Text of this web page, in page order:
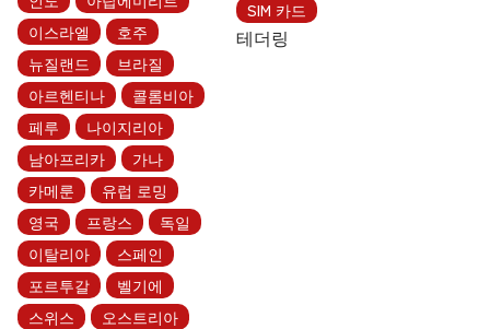
이스라엘
호주
뉴질랜드
브라질
아르헨티나
콜롬비아
페루
나이지리아
남아프리카
가나
카메룬
유럽 로밍
영국
프랑스
독일
이탈리아
스페인
포르투갈
벨기에
스위스
오스트리아
SIM 카드
테더링